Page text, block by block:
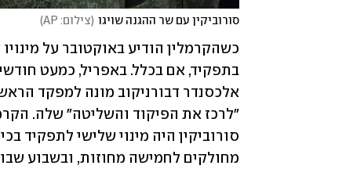
סורוביקין עם שר ההגנה שויגו (צילום: AP )
מחולקים לחמישה מחוזות, ובשבוע